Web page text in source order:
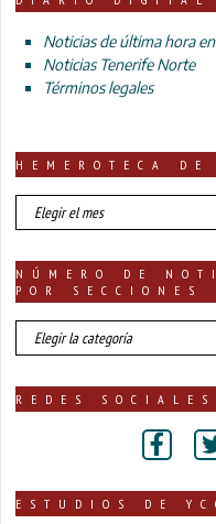
Noticias de última hora
Noticias Tenerife Norte
Términos legales
HEMEROTECA
HEMEROTECA
DE
NÚMERO DE
POR SECCIONES
número
de
publicadas
REDES SOCIALES
ESTUDIOS DE